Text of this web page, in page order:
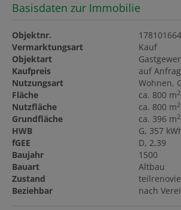
Basisdaten zur Immobilie
Objektnr.
178101664
Vermarktungsart
Kauf
Objektart
Kaufpreis
auf
Nutzungsart
Wohnen
Fläche
ca. 800 m2
Nutzfläche ca. 800 m2
Grundfläche ca. 396 m2
HWB G, 357
fGEE
D, 2,39
Baujahr
1500
Bauart
Altbau
Zustand
Beziehbar
nach